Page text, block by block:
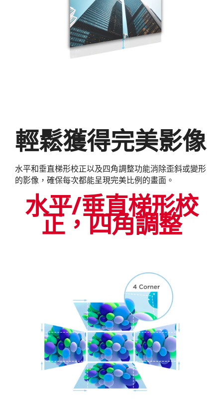
輕鬆獲得完美影像
水平和垂直梯形校正以及四角調整功能消除歪斜或變形
的影像，確保每次都能呈現完美比例的畫面。
水平/垂直梯形校
正，四角調整